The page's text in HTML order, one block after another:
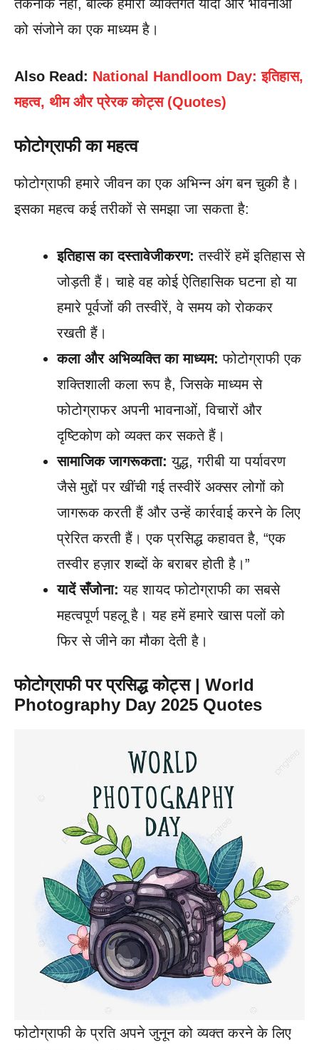
तकनीक नहीं, बल्कि हमारी व्यक्तिगत यादों और भावनाओं
को संजोने का एक माध्यम है।
Also Read: National Handloom Day: इतिहास,
महत्व, थीम और प्रेरक कोट्स (Quotes)
फोटोग्राफी का महत्व
फोटोग्राफी हमारे जीवन का एक अभिन्न अंग बन चुकी है।
इसका महत्व कई तरीकों से समझा जा सकता है:
इतिहास का दस्तावेजीकरण: तस्वीरें हमें इतिहास से
जोड़ती हैं। चाहे वह कोई ऐतिहासिक घटना हो या
हमारे पूर्वजों की तस्वीरें, वे समय को रोककर
रखती हैं।
कला और अभिव्यक्ति का माध्यम: फोटोग्राफी एक
शक्तिशाली कला रूप है, जिसके माध्यम से
फोटोग्राफर अपनी भावनाओं, विचारों और
दृष्टिकोण को व्यक्त कर सकते हैं।
सामाजिक जागरूकता: युद्ध, गरीबी या पर्यावरण
जैसे मुद्दों पर खींची गई तस्वीरें अक्सर लोगों को
जागरूक करती हैं और उन्हें कार्रवाई करने के लिए
प्रेरित करती हैं। एक प्रसिद्ध कहावत है, “एक
तस्वीर हज़ार शब्दों के बराबर होती है।”
यादें सँजोना: यह शायद फोटोग्राफी का सबसे
महत्वपूर्ण पहलू है। यह हमें हमारे खास पलों को
फिर से जीने का मौका देती है।
फोटोग्राफी पर प्रसिद्ध कोट्स | World
Photography Day 2025 Quotes
फोटोग्राफी के प्रति अपने जुनून को व्यक्त करने के लिए